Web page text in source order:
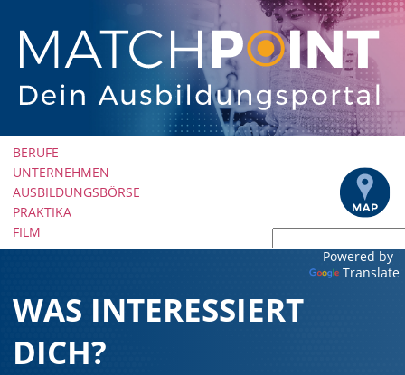
überspringen
BERUFE
UNTERNEHMEN
AUSBILDUNGSBÖRSE
PRAKTIKA
FILM
Powered by
Translate
WAS INTERESSIERT
DICH?